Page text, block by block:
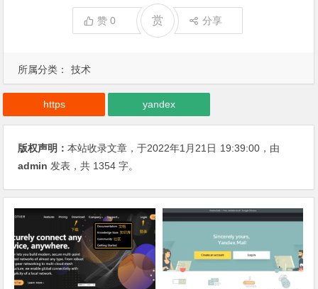
所属分类： 技术
赞0 赏 分享
https yandex
版权声明：本站收录文章，于2022年1月21日 19:39:00 ，由
admin 发表，共 1354 字。